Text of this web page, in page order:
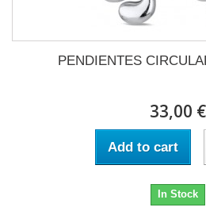
PENDIENTES
33,00 €
Add to cart
In Stock